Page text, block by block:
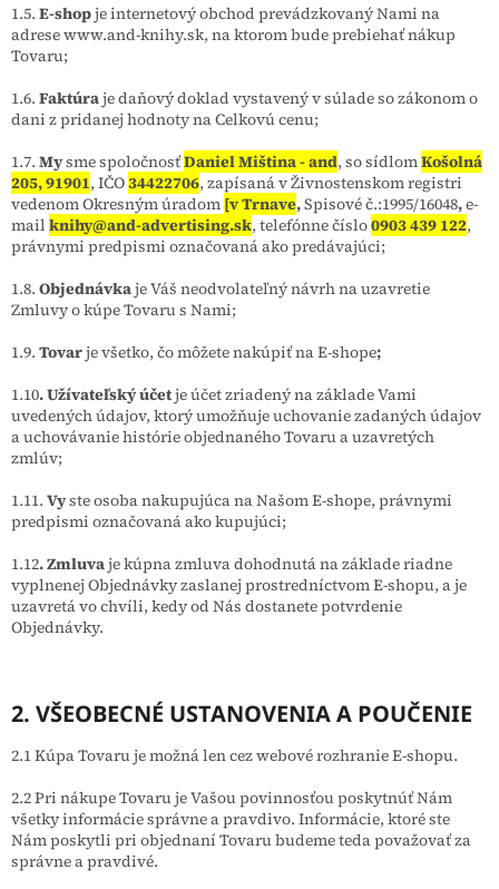
1.5. E-shopje internetový obchod prevádzkovaný Nami na
adrese www.and-knihy.sk, na ktorom bude prebiehať nákup
Tovaru;
1.6. Faktúraje daňový doklad vystavený v súlade so zákonom o
dani z pridanej hodnoty na Celkovú cenu;
1.7. Mysme spoločnosťDaniel Miština - and, so sídlomKošolná
205, 91901, IČO34422706, zapísaná v Živnostenskom registri
vedenom Okresným úradom [v Trnave,Spisové č.:1995/16048,e-
mail knihy@and-advertising.sk, telefónne číslo0903 439 122,
právnymi predpismi označovaná ako predávajúci;
1.8. Objednávkaje Váš neodvolateľný návrh na uzavretie
Zmluvy o kúpe Tovaru s Nami;
1.9. Tovarje všetko, čo môžete nakúpiť na E-shope;
1.10. Užívateľský účetje účet zriadený na základe Vami
uvedených údajov, ktorý umožňuje uchovanie zadaných údajov
a uchovávanie histórie objednaného Tovaru a uzavretých
zmlúv;
1.11. Vyste osoba nakupujúca na Našom E-shope, právnymi
predpismi označovaná ako kupujúci;
1.12. Zmluvaje kúpna zmluva dohodnutá na základe riadne
vyplnenej Objednávky zaslanej prostredníctvom E-shopu, a je
uzavretá vo chvíli, kedy od Nás dostanete potvrdenie
Objednávky.
2. VŠEOBECNÉ USTANOVENIA A POUČENIE
2.1 Kúpa Tovaru je možná len cez webové rozhranie E-shopu.
2.2 Pri nákupe Tovaru je Vašou povinnosťou poskytnúť Nám
všetky informácie správne a pravdivo. Informácie, ktoré ste
Nám poskytli pri objednaní Tovaru budeme teda považovať za
správne a pravdivé.